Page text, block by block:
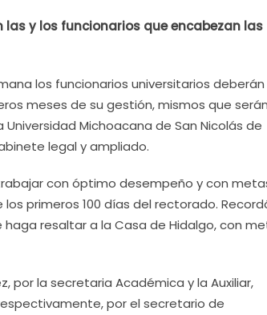
las y los funcionarios que encabezan las
los funcionarios universitarios deberán
meses de su gestión, mismos que serán
Michoacana de San Nicolás de
legal y ampliado.
con óptimo desempeño y con
primeros 100 días del rectorado.
resaltar a la Casa de Hidalgo, con
por la secretaria Académica y la Auxiliar,
por el secretario de